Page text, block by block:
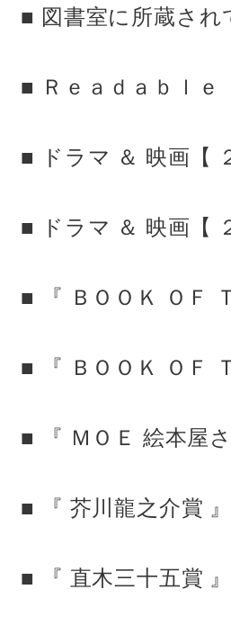
■ 図書室に所蔵され
■ Ｒｅａｄａｂｌｅ
■ ドラマ ＆ 映画【
■ ドラマ ＆ 映画【
■ 『 ＢＯＯＫ ＯＦ
■ 『 ＢＯＯＫ ＯＦ
■ 『 ＭＯＥ 絵本屋
■ 『 芥川龍之介賞
■ 『 直木三十五賞